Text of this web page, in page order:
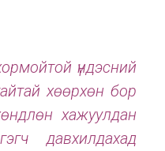
үндэсний
хөөрхөн бор
хажуулдан
давхилдахад